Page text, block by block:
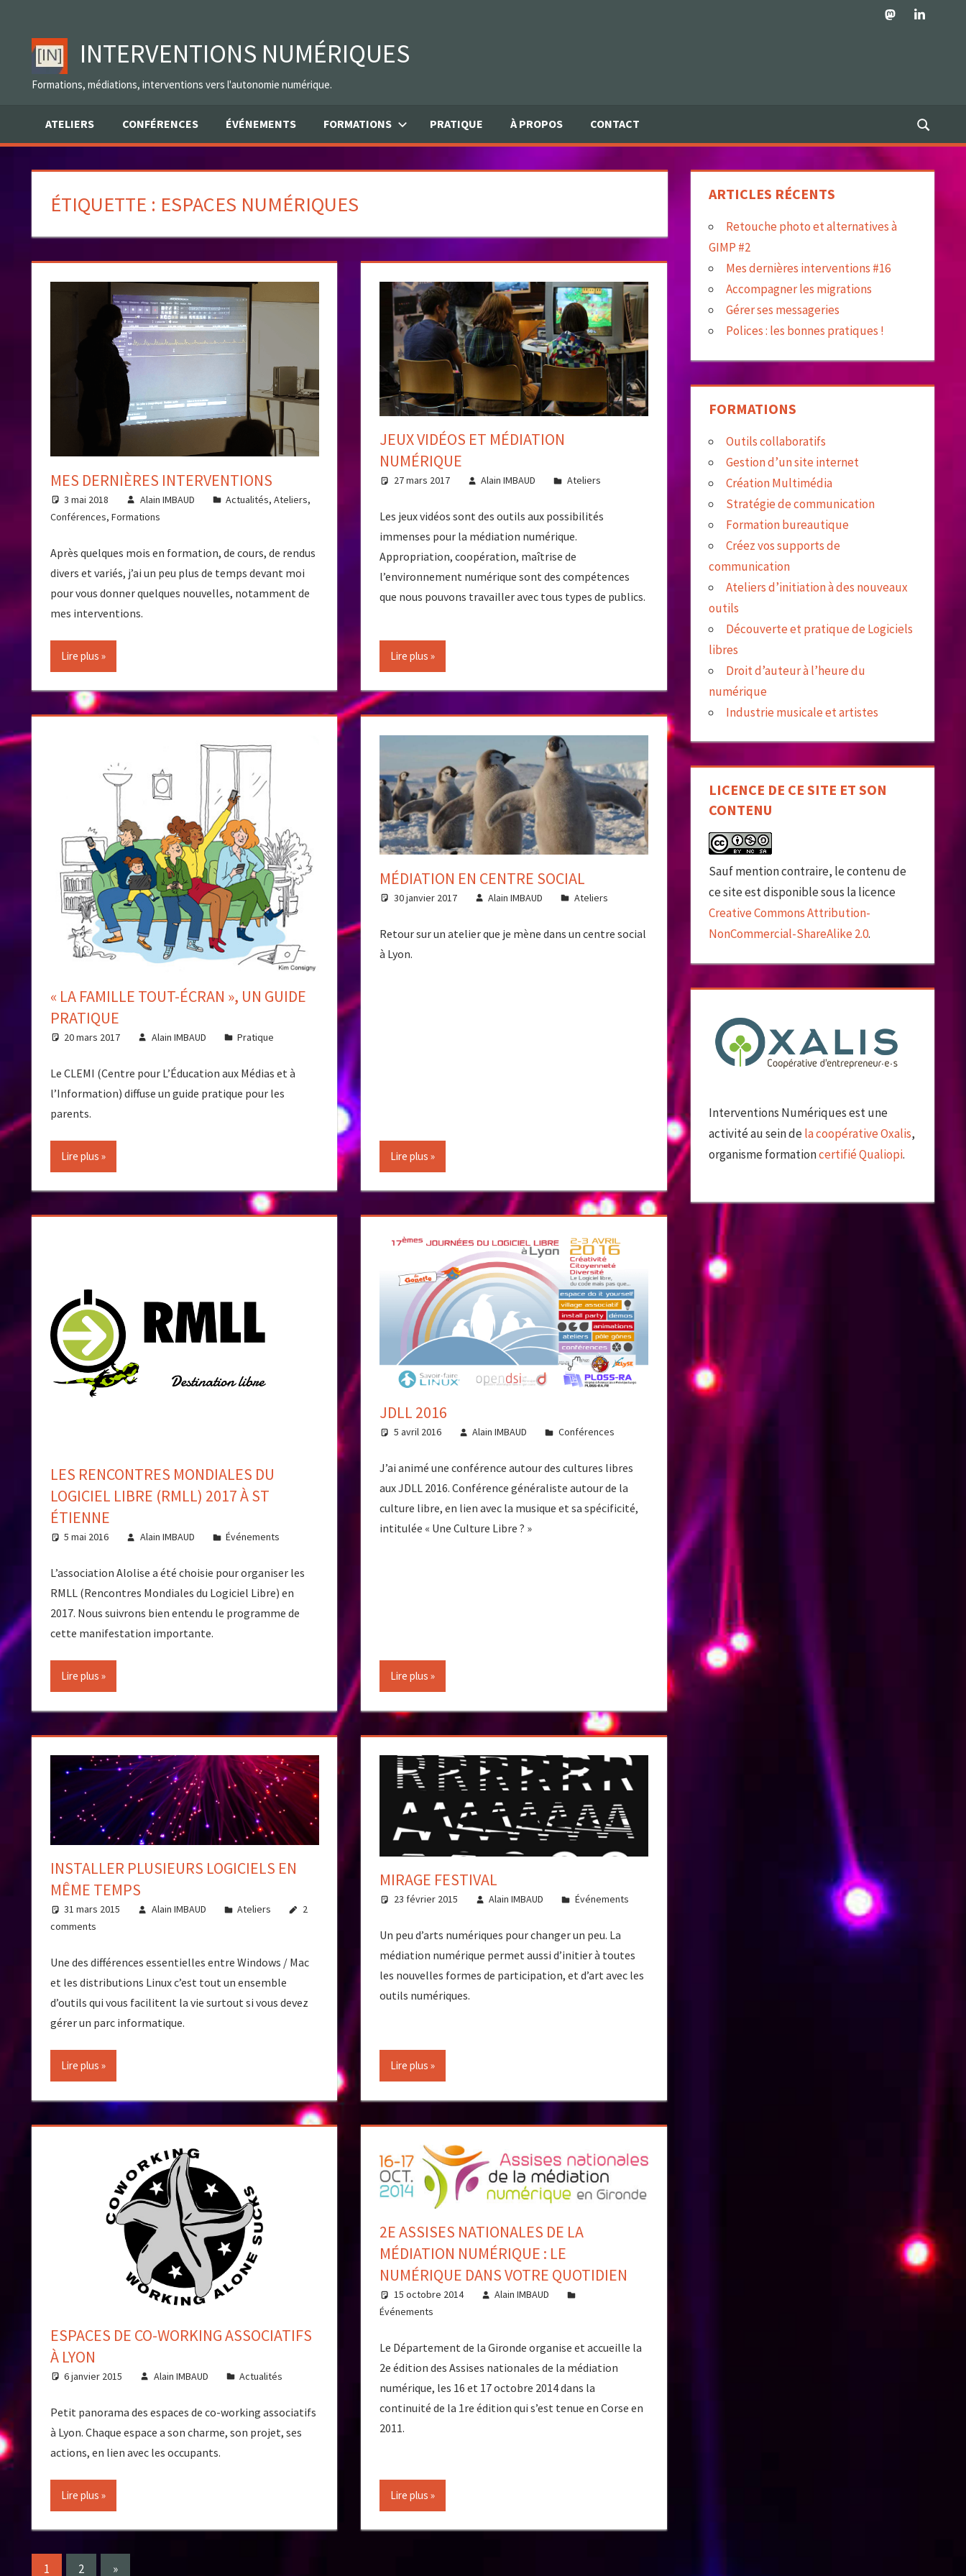
content
MastodonLinkedIn
INTERVENTIONS NUMÉRIQUES
Formations, médiations, interventions vers l'autonomie numérique.
ATELIERS CONFÉRENCES ÉVÉNEMENTS FORMATIONS PRATIQUE À PROPOS CONTACT
ÉTIQUETTE : ESPACES NUMÉRIQUES
MES DERNIÈRES INTERVENTIONS
3 mai 2018 Alain IMBAUD Actualités,Ateliers,
Conférences, Formations
Après quelques mois en formation, de cours, de rendus
divers et variés, j’ai un peu plus de temps devant moi
pour vous donner quelques nouvelles, notamment de
mes interventions.
Lire plus
JEUX VIDÉOS ET MÉDIATION
NUMÉRIQUE
27 mars 2017 Alain IMBAUD Ateliers
Les jeux vidéos sont des outils aux possibilités
immenses pour la médiation numérique.
Appropriation, coopération, maîtrise de
l’environnement numérique sont des compétences
que nous pouvons travailler avec tous types de publics.
Lire plus
« LA FAMILLE TOUT-ÉCRAN », UN GUIDE
PRATIQUE
20 mars 2017 Alain IMBAUD Pratique
Le CLEMI (Centre pour L’Éducation aux Médias et à
l’Information) diffuse un guide pratique pour les
parents.
Lire plus
MÉDIATION EN CENTRE SOCIAL
30 janvier 2017 Alain IMBAUD Ateliers
Retour sur un atelier que je mène dans un centre social
à Lyon.
Lire plus
LES RENCONTRES MONDIALES DU
LOGICIEL LIBRE (RMLL) 2017 À ST
ÉTIENNE
5 mai 2016 Alain IMBAUD Événements
L’association Alolise a été choisie pour organiser les
RMLL (Rencontres Mondiales du Logiciel Libre) en
2017. Nous suivrons bien entendu le programme de
cette manifestation importante.
Lire plus
JDLL 2016
5 avril 2016 Alain IMBAUD Conférences
J’ai animé une conférence autour des cultures libres
aux JDLL 2016. Conférence généraliste autour de la
culture libre, en lien avec la musique et sa spécificité,
intitulée « Une Culture Libre ? »
Lire plus
INSTALLER PLUSIEURS LOGICIELS EN
MÊME TEMPS
31 mars 2015 Alain IMBAUD Ateliers
2
comments
Une des différences essentielles entre Windows / Mac
et les distributions Linux c’est tout un ensemble
d’outils qui vous facilitent la vie surtout si vous devez
gérer un parc informatique.
Lire plus
MIRAGE FESTIVAL
23 février 2015 Alain IMBAUD Événements
Un peu d’arts numériques pour changer un peu. La
médiation numérique permet aussi d’initier à toutes
les nouvelles formes de participation, et d’art avec les
outils numériques.
Lire plus
ESPACES DE CO-WORKING ASSOCIATIFS
À LYON
6 janvier 2015 Alain IMBAUD Actualités
Petit panorama des espaces de co-working associatifs
à Lyon. Chaque espace a son charme, son projet, ses
actions, en lien avec les occupants.
Lire plus
2E ASSISES NATIONALES DE LA
MÉDIATION NUMÉRIQUE : LE
NUMÉRIQUE DANS VOTRE QUOTIDIEN
15 octobre 2014
Alain IMBAUD
Événements
Le Département de la Gironde organise et accueille la
2e édition des Assises nationales de la médiation
numérique, les 16 et 17 octobre 2014 dans la
continuité de la 1re édition qui s’est tenue en Corse en
2011.
Lire plus
Pagination
1 2 Next
»
ARTICLES RÉCENTS
Retouche photo et alternatives à
GIMP #2
Mes dernières interventions #16
Accompagner les migrations
Gérer ses messageries
Polices : les bonnes pratiques !
FORMATIONS
Outils collaboratifs
Gestion d’un site internet
Création Multimédia
Stratégie de communication
Formation bureautique
Créez vos supports de
communication
Ateliers d’initiation à des nouveaux
outils
Découverte et pratique de Logiciels
libres
Droit d’auteur à l’heure du
numérique
Industrie musicale et artistes
LICENCE DE CE SITE ET SON
CONTENU
Sauf mention contraire, le contenu de
ce site est disponible sous la licence
Creative Commons Attribution-
NonCommercial-ShareAlike 2.0.
Interventions Numériques est une
activité au sein dela coopérative Oxalis,
organisme formationcertifié Qualiopi.